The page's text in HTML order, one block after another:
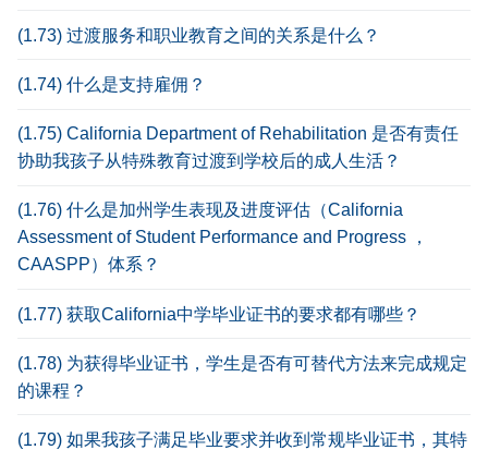
(1.73) 过渡服务和职业教育之间的关系是什么？
(1.74) 什么是支持雇佣？
(1.75) California Department of Rehabilitation 是否有责任
协助我孩子从特殊教育过渡到学校后的成人生活？
(1.76) 什么是加州学生表现及进度评估（California
Assessment of Student Performance and Progress ，
CAASPP）体系？
(1.77) 获取California中学毕业证书的要求都有哪些？
(1.78) 为获得毕业证书，学生是否有可替代方法来完成规定
的课程？
(1.79) 如果我孩子满足毕业要求并收到常规毕业证书，其特